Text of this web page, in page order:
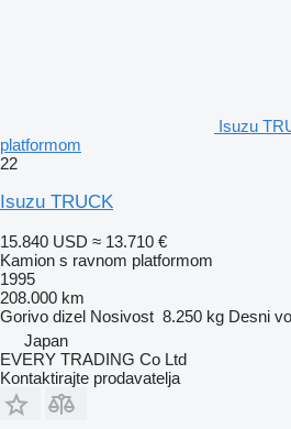
Isuzu
platformom
22
Isuzu TRUCK
15.840 USD ≈ 13.710 €
Kamion s ravnom platformom
1995
208.000 km
Gorivo dizel Nosivost 8.250 kg Desni
Japan
EVERY TRADING Co Ltd
Kontaktirajte prodavatelja